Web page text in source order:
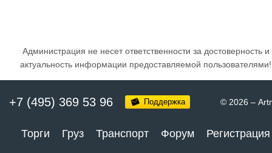
Администрация не несет ответственности за достоверность и
актуальность информации предоставляемой пользователями!
+7 (495) 369 53 96 Поддержка © 2026 –
Торги Груз Транспорт Форум Регистрация